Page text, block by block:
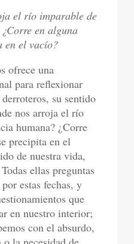
el río imparable de
en alguna
en el vacío?
ofrece una
para reflexionar
su sentido
nos arroja el río
humana? ¿Corre
precipita en el
de nuestra vida,
ellas preguntas
estas fechas, y
que
en nuestro interior;
con el absurdo,